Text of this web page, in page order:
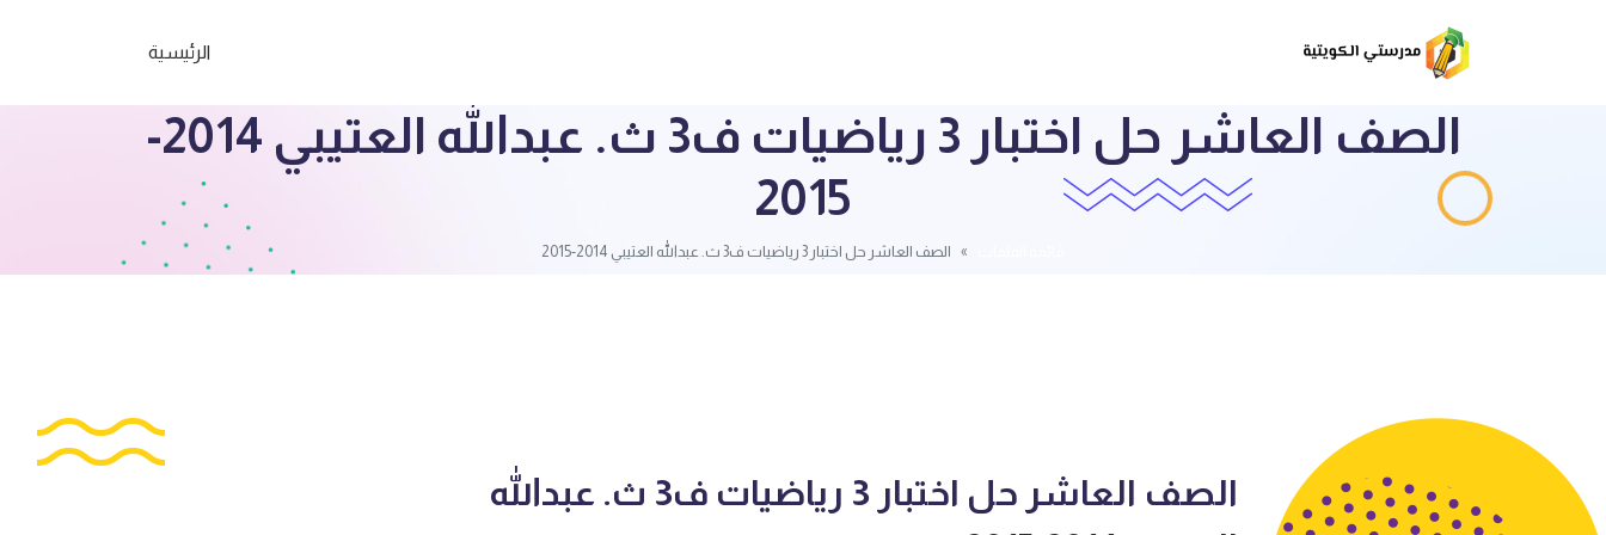
الرئيسية
الصف العاشر حل اختبار 3 رياضيات ف3 ث. عبدالله العتيبي 2014-
2015
الصف العاشر حل اختبار 3 رياضيات ف3 ث. عبدالله العتيبي 2014-2015
الصف العاشر حل اختبار 3 رياضيات ف3 ث. عبدالله